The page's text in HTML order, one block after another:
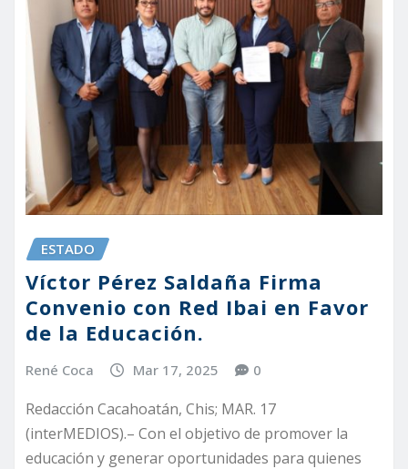
ESTADO
Víctor Pérez Saldaña Firma
Convenio con Red Ibai en Favor
de la Educación.
René Coca Mar 17, 2025 0
Redacción Cacahoatán, Chis; MAR. 17
(interMEDIOS).– Con el objetivo de promover la
educación y generar oportunidades para quienes